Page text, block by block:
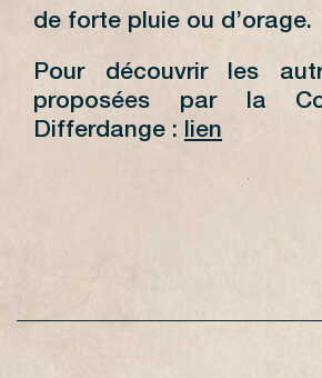
de forte pluie ou d’orage.
Pour découvrir les
proposées par la
Differdange : lien